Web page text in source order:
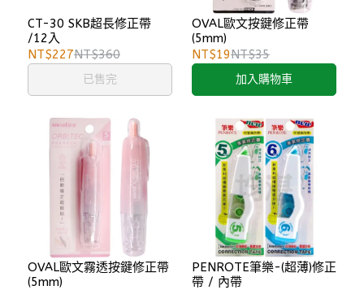
CT-30 SKB超長修正帶
/12入
NT$227NT$360
已售完
OVAL歐文按鍵修正帶
(5mm)
NT$19NT$35
加入購物車
OVAL歐文霧透按鍵修正帶
(5mm)
PENROTE筆樂-(超薄)修正
帶 / 內帶